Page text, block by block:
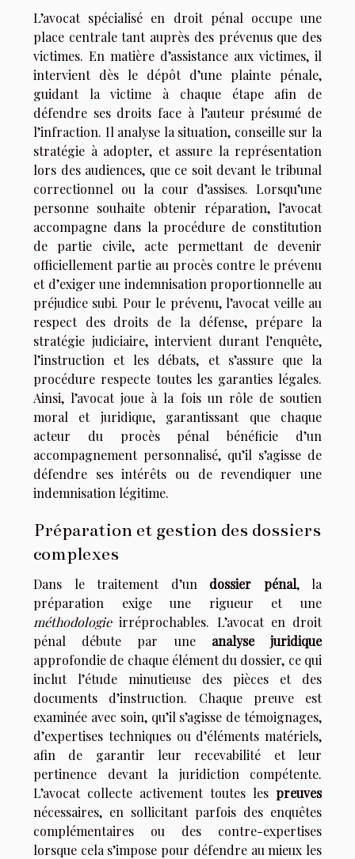
L’avocat spécialisé en droit pénal occupe une
place centrale tant auprès des prévenus que des
victimes. En matière d’assistance aux victimes, il
intervient dès le dépôt d’une plainte pénale,
guidant la victime à chaque étape afin de
défendre ses droits face à l’auteur présumé de
l’infraction. Il analyse la situation, conseille sur la
stratégie à adopter, et assure la représentation
lors des audiences, que ce soit devant le tribunal
correctionnel ou la cour d’assises. Lorsqu’une
personne souhaite obtenir réparation, l’avocat
accompagne dans la procédure de constitution
de partie civile, acte permettant de devenir
officiellement partie au procès contre le prévenu
et d’exiger une indemnisation proportionnelle au
préjudice subi. Pour le prévenu, l’avocat veille au
respect des droits de la défense, prépare la
stratégie judiciaire, intervient durant l’enquête,
l’instruction et les débats, et s’assure que la
procédure respecte toutes les garanties légales.
Ainsi, l’avocat joue à la fois un rôle de soutien
moral et juridique, garantissant que chaque
acteur du procès pénal bénéficie d’un
accompagnement personnalisé, qu’il s’agisse de
défendre ses intérêts ou de revendiquer une
indemnisation légitime.
Préparation et gestion des dossiers
complexes
Dans le traitement d’un dossier pénal, la
préparation exige une rigueur et une
méthodologieirréprochables. L’avocat en droit
pénal débute par une analyse juridique
approfondie de chaque élément du dossier, ce qui
inclut l’étude minutieuse des pièces et des
documents d’instruction. Chaque preuve est
examinée avec soin, qu’il s’agisse de témoignages,
d’expertises techniques ou d’éléments matériels,
afin de garantir leur recevabilité et leur
pertinence devant la juridiction compétente.
L’avocat collecte activement toutes les preuves
nécessaires, en sollicitant parfois des enquêtes
complémentaires ou des contre-expertises
lorsque cela s’impose pour défendre au mieux les